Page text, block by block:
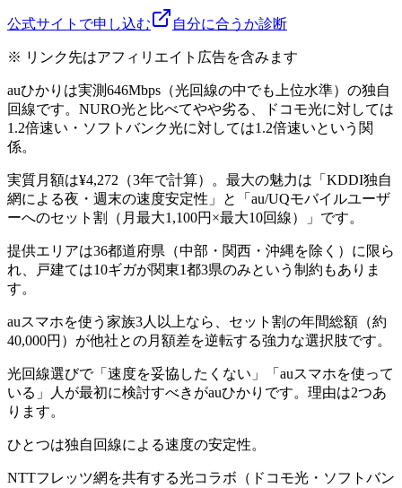
公式サイトで申し込む 自分に合うか診断
※ リンク先はアフィリエイト広告を含みます
auひかりは実測646Mbps（光回線の中でも上位水準）の独自
回線です。NURO光と比べてやや劣る、ドコモ光に対しては
1.2倍速い・ソフトバンク光に対しては1.2倍速いという関
係。
実質月額は¥4,272（3年で計算）。最大の魅力は「KDDI独自
網による夜・週末の速度安定性」と「au/UQモバイルユーザ
ーへのセット割（月最大1,100円×最大10回線）」です。
提供エリアは36都道府県（中部・関西・沖縄を除く）に限ら
れ、戸建ては10ギガが関東1都3県のみという制約もありま
す。
auスマホを使う家族3人以上なら、セット割の年間総額（約
40,000円）が他社との月額差を逆転する強力な選択肢です。
光回線選びで「速度を妥協したくない」「auスマホを使って
いる」人が最初に検討すべきがauひかりです。理由は2つあ
ります。
ひとつは独自回線による速度の安定性。
NTTフレッツ網を共有する光コラボ（ドコモ光・ソフトバン